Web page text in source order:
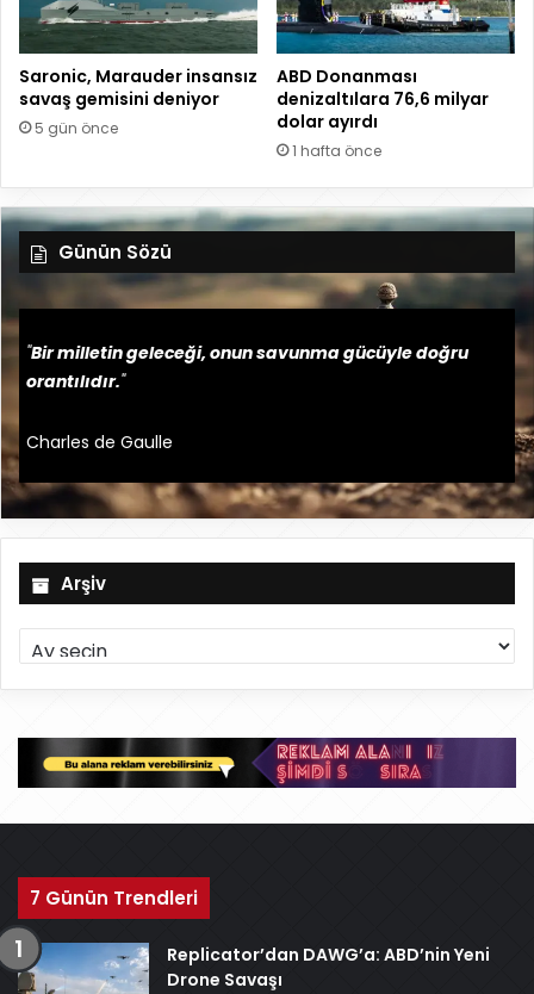
Saronic, Marauder insansız
savaş gemisini deniyor
5 gün önce
ABD Donanması
denizaltılara 76,6 milyar
dolar ayırdı
1 hafta önce
Günün Sözü
"Bir milletin geleceği, onun savunma gücüyle doğru
orantılıdır."
Charles de Gaulle
Arşiv
r
ş
v
7 Günün Trendleri
Replicator’dan DAWG’a: ABD’nin Yeni
Drone Savaşı